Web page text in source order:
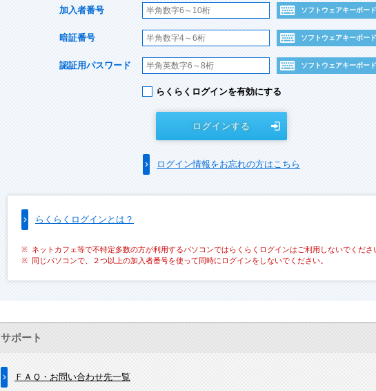
加入者番号 ソフトウェアキーボード
暗証番号 ソフトウェアキーボード
認証用パスワード ソフトウェアキーボード
らくらくログインを有効にする
ログインする
ログイン情報をお忘れの方はこちら
らくらくログインとは？
ネットカフェ等で不特定多数の方が利用するパソコンではらくらくログインはご利用しないでくださ
同じパソコンで、２つ以上の加入者番号を使って同時にログインをしないでください。
サポート
ＦＡＱ・お問い合わせ先一覧